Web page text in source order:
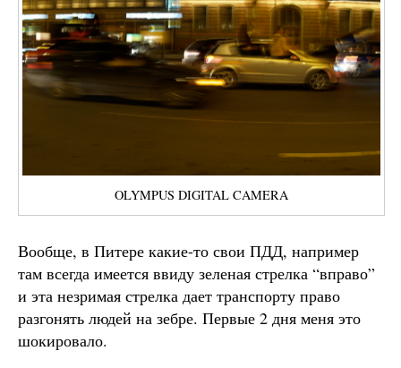
OLYMPUS DIGITAL CAMERA
Вообще, в Питере какие-то свои ПДД, например
там всегда имеется ввиду зеленая стрелка “вправо”
и эта незримая стрелка дает транспорту право
разгонять людей на зебре. Первые 2 дня меня это
шокировало.